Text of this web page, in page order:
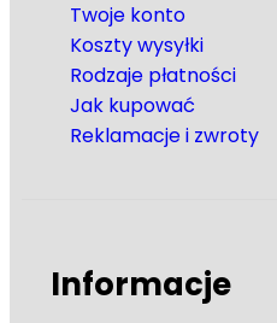
Twoje konto
Koszty wysyłki
Rodzaje płatności
Jak kupować
Reklamacje i zwroty
Informacje